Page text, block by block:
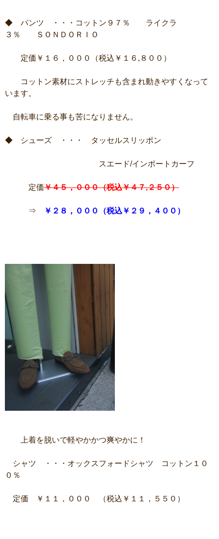
◆ パンツ ・・・コットン９７％ ライクラ
３％ ＳＯＮＤＯＲＩＯ
定価￥１６，０００（税込￥１６,８００）
コットン素材にストレッチも含まれ動きやすくなって
います。
自転車に乗る事も苦になりません。
◆ シューズ ・・・ タッセルスリッポン
スエード/インポートカーフ
定価￥４５，０００（税込￥４７,２５０）
⇒ ￥２８，０００（税込￥２９，４００）
上着を脱いで軽やかかつ爽やかに！
シャツ ・・・オックスフォードシャツ コットン１０
０％
定価 ￥１１，０００ （税込￥１１，５５０）